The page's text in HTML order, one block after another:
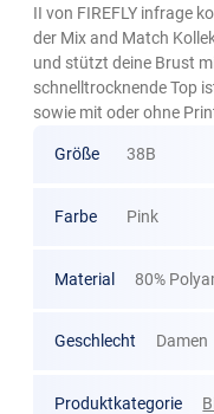
II von FIREFLY infrage
der Mix and Match
und stützt deine Brust
schnelltrocknende Top
sowie mit oder ohne
Größe 38B
Farbe Pink
Material 80%
Geschlecht Damen
Produktkategorie